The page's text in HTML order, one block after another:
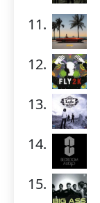
11.
12.
13.
14.
15.